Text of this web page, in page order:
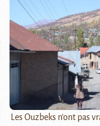
Les Ouzbeks n'ont pas